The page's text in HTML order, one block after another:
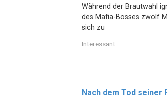
Während der Brautwahl
des Mafia-Bosses zwölf
sich zu
Interessant
Nach dem Tod seiner